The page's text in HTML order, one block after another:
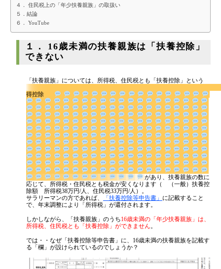
記帳代行/その他
個人事業主のお客様
事務所案内
代表挨拶
神戸オフィス
大阪オフィス
事務所概要
アクセスマップ
代表プロフィール
スタッフプロフィール
採用情報
税金の豆知識
所得税
４． 住民税上の「年少扶養親族」の取扱い
５．結論
６． YouTube
１． 16歳未満の扶養親族は「扶養控除」
できない
「扶養親族」については、所得税、住民税とも「扶養控除」という
得控除
があ
り、扶養親族の数に応じて、所得税・住民税とも税金が安くなります
（ （一般）扶養控除額 所得税38万円/人、住民税33万円/人）。
サラリーマンの方であれば、
「扶養控除等申告書」 に記載すること
で、年末調整により「所得税」が還付されます。
しかしながら、「扶養親族」のうち16歳未満の「年少扶養親族」は、
所得税、住民税とも「扶養控除」ができません 。
では・・なぜ「扶養控除等申告書」に、16歳未満の扶養親族を記載す
る「欄」が設けられているのでしょうか？